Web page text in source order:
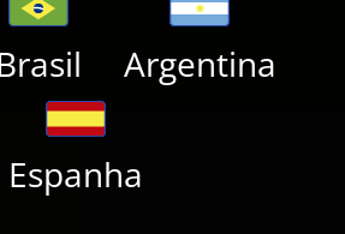
Argentina
Espanha